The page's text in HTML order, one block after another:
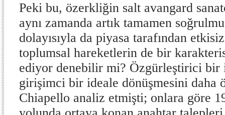
Peki bu, özerkliğin salt avangard
aynı zamanda artık tamamen
dolayısıyla da piyasa tarafından
toplumsal hareketlerin de bir
ediyor denebilir mi? Özgürleştirici bir
girişimci bir ideale dönüşmesini daha
Chiapello analiz etmişti; onlara göre